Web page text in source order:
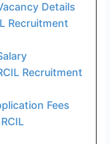
Details
Recruitment
Recruitment
Fees